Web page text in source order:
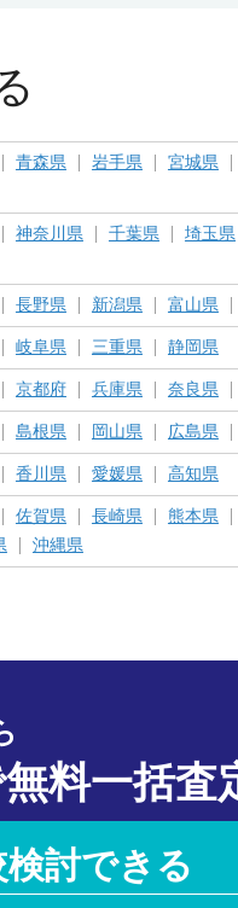
青森県 岩手県 宮城県
神奈川県 千葉県 埼玉県
長野県 新潟県 富山県
岐阜県 三重県 静岡県
京都府 兵庫県 奈良県
島根県 岡山県 広島県
香川県 愛媛県 高知県
佐賀県 長崎県 熊本県
沖縄県
料一括査
討できる